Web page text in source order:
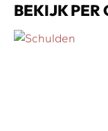
BEKIJK PER